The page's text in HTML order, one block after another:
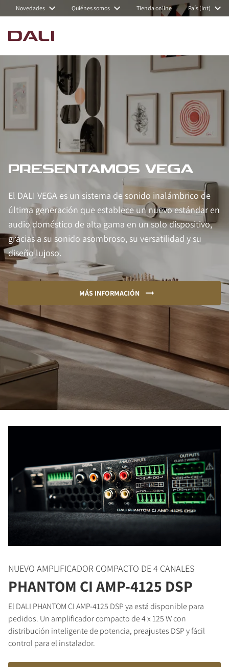
Novedades Quiénes somos Tienda online País (Int)
PRESENTAMOS VEGA
El DALI VEGA es un sistema de sonido inalámbrico de
última generación que establece un nuevo estándar en
audio doméstico de alta gama en un solo dispositivo,
gracias a su sonido asombroso, su versatilidad y su
diseño lujoso.
MÁS INFORMACIÓN
NUEVO AMPLIFICADOR COMPACTO DE 4 CANALES
PHANTOM CI AMP-4125 DSP
El DALI PHANTOM CI AMP-4125 DSP ya está disponible para
pedidos. Un amplificador compacto de 4 x 125 W con
distribución inteligente de potencia, preajustes DSP y fácil
control para el instalador.